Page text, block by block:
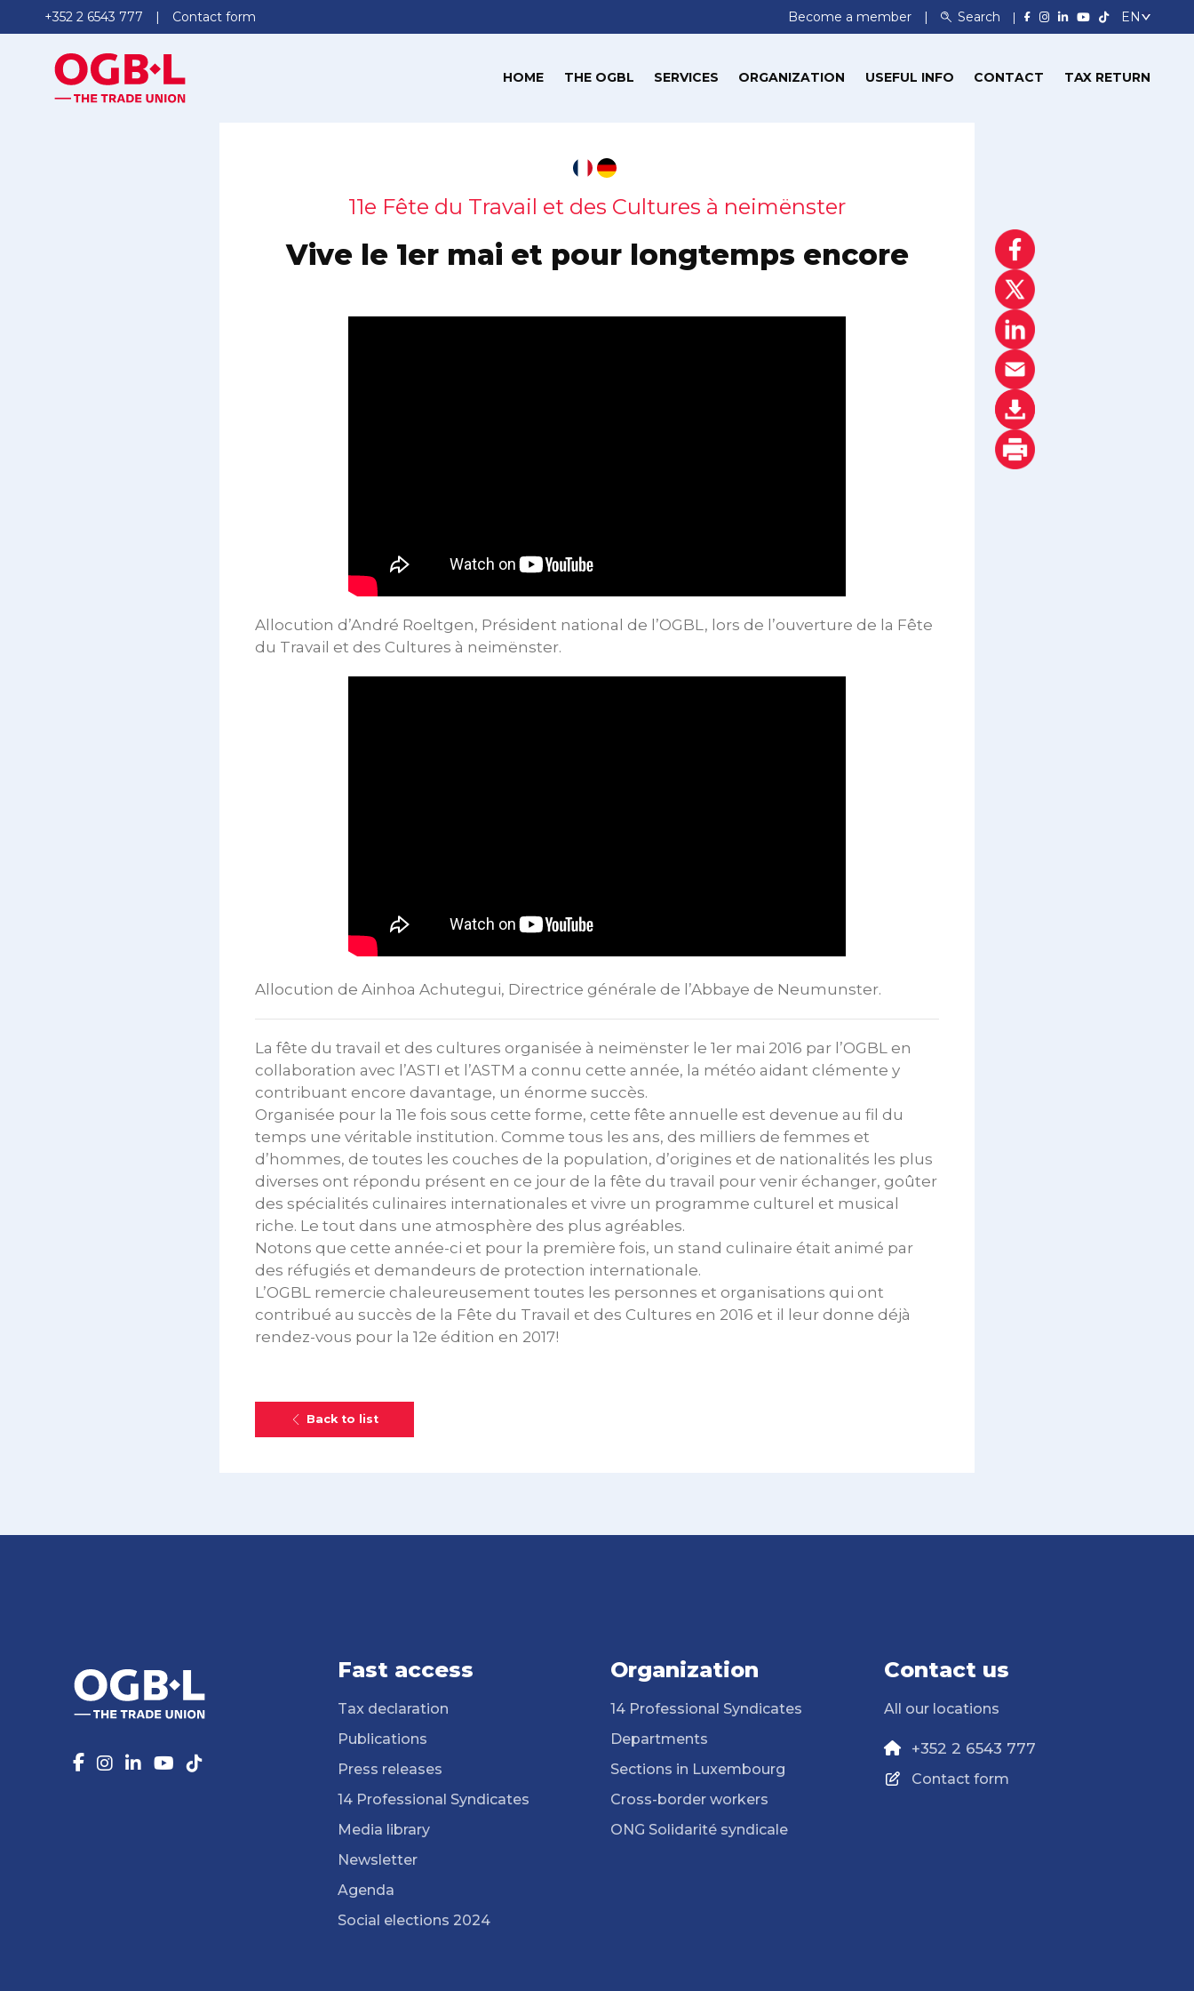
+352 2 6543 777 Contact form Become a member Search
HOME THE OGBL SERVICES ORGANIZATION USEFUL INFO CONTACT TAX RETURN
11e Fête du Travail et des Cultures à neimënster
Vive le 1er mai et pour longtemps encore
Allocution d’André Roeltgen, Président national de l’OGBL, lors de l’ouverture de la Fête
du Travail et des Cultures à neimënster.
Allocution de Ainhoa Achutegui, Directrice générale de l’Abbaye de Neumunster.
La fête du travail et des cultures organisée à neimënster le 1er mai 2016 par l’OGBL en
collaboration avec l’ASTI et l’ASTM a connu cette année, la météo aidant clémente y
contribuant encore davantage, un énorme succès.
Organisée pour la 11e fois sous cette forme, cette fête annuelle est devenue au fil du
temps une véritable institution. Comme tous les ans, des milliers de femmes et
d’hommes, de toutes les couches de la population, d’origines et de nationalités les plus
diverses ont répondu présent en ce jour de la fête du travail pour venir échanger, goûter
des spécialités culinaires internationales et vivre un programme culturel et musical
riche. Le tout dans une atmosphère des plus agréables.
Notons que cette année-ci et pour la première fois, un stand culinaire était animé par
des réfugiés et demandeurs de protection internationale.
L’OGBL remercie chaleureusement toutes les personnes et organisations qui ont
contribué au succès de la Fête du Travail et des Cultures en 2016 et il leur donne déjà
rendez-vous pour la 12e édition en 2017!
Back to list
Fast access
Tax declaration
Publications
Press releases
14 Professional Syndicates
Media library
Newsletter
Agenda
Social elections 2024
Organization
14 Professional Syndicates
Departments
Sections in Luxembourg
Cross-border workers
ONG Solidarité syndicale
Contact us
All our locations
+352 2 6543 777
Contact form